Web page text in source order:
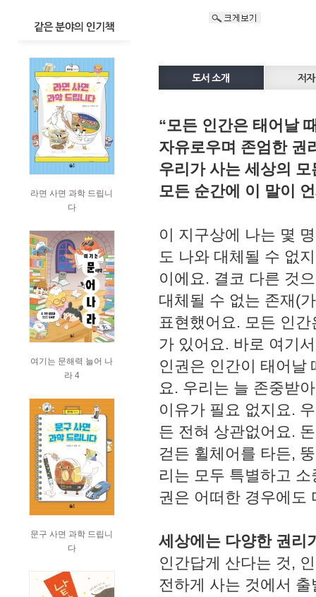
라면 사면 과학 드립니
다
여기는 문해력 늘어 나
라 4
문구 사면 과학 드립니
다
“모든 인간은 태어날
자유로우며 존엄한 권
우리가 사는 세상의 모
모든 순간에 이 말이
이 지구상에 나는 몇
도 나와 대체될 수 없
이에요. 결코 다른 것
대체될 수 없는 존재(
표현했어요. 모든 인
가 있어요. 바로 여기
인권은 인간이 태어날
요. 우리는 늘 존중받
이유가 필요 없지요.
든 전혀 상관없어요.
걷든 휠체어를 타든,
리는 모두 특별하고
권은 어떠한 경우에도
세상에는 다양한 권리
인간답게 산다는 것,
전하게 사는 것에서